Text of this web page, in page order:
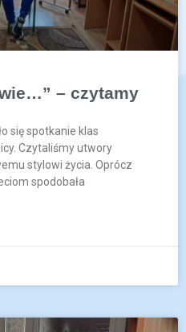
– czytamy
się spotkanie klas
Czytaliśmy utwory
stylowi życia. Oprócz
spodobała